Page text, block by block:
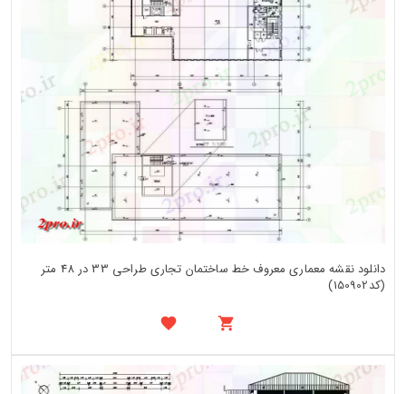
دانلود نقشه معماری معروف خط ساختمان تجاری طراحی 33 در 48 متر
(کد150902)